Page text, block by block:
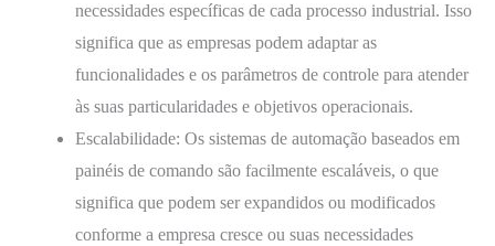
necessidades específicas de cada processo industrial. Isso
significa que as empresas podem adaptar as
funcionalidades e os parâmetros de controle para atender
às suas particularidades e objetivos operacionais.
Escalabilidade: Os sistemas de automação baseados em
painéis de comando são facilmente escaláveis, o que
significa que podem ser expandidos ou modificados
conforme a empresa cresce ou suas necessidades